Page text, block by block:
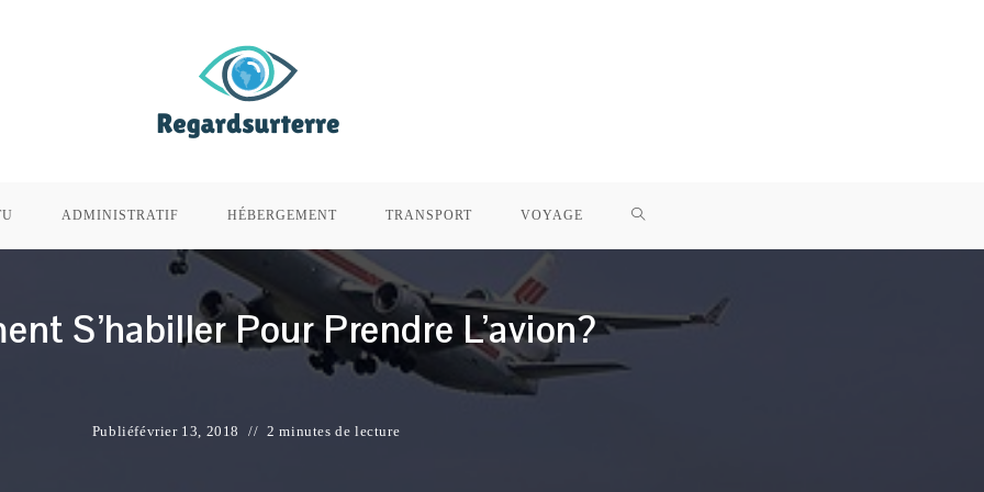
ADMINISTRATIF HÉBERGEMENT TRANSPORT VOYAGE TOGGLE
S’habiller Pour Prendre L’avion?
Publiéfévrier 13, 2018 2 minutes de lecture